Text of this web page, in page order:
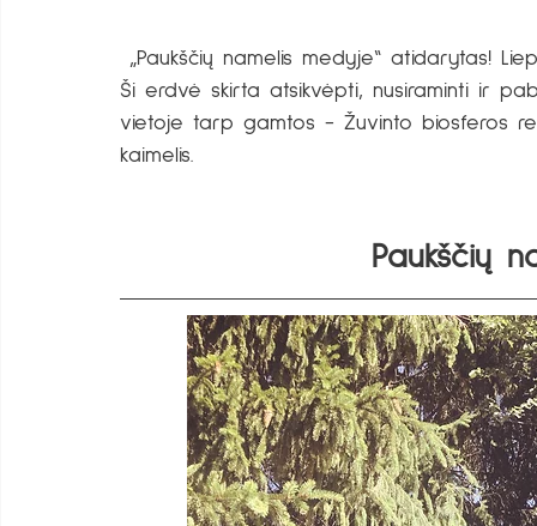
„Paukščių namelis medyje“ atidarytas!
Ši erdvė skirta atsikvėpti, nusiraminti ir
vietoje tarp gamtos - Žuvinto biosferos
kaimelis.
Paukščių